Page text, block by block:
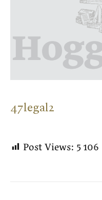
47legal2
Post Views: 5 106